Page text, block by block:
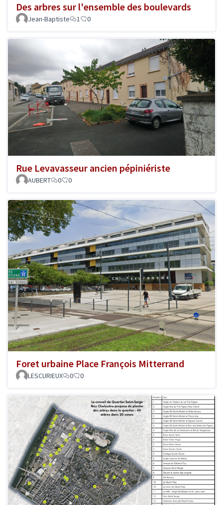
Des arbres sur l'ensemble des boulevards
Jean-Baptiste 1 0
Rue Levavasseur ancien pépiniériste
AUBERT 0 0
Foret urbaine Place François Mitterrand
LESCURIEUX 0 0